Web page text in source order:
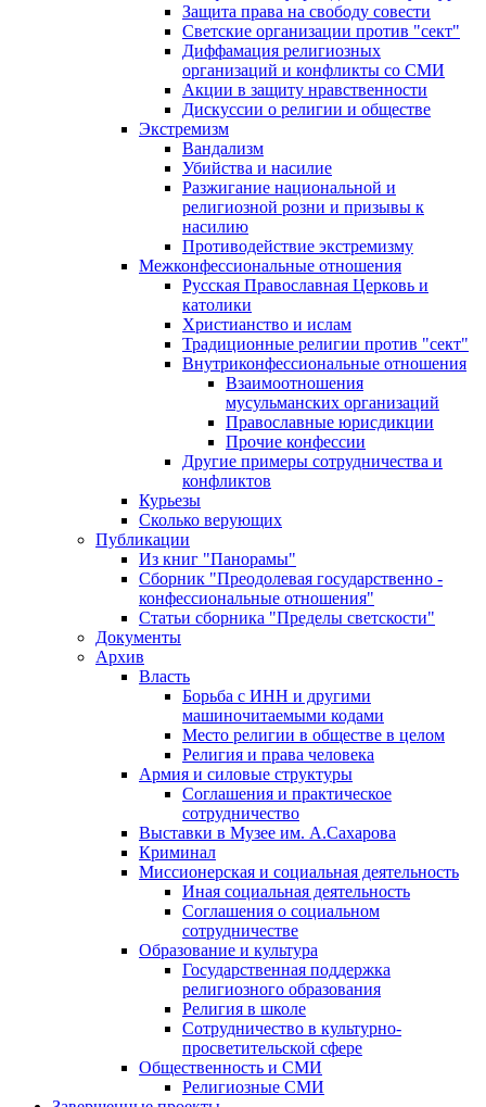
Защита права на свободу совести
Светские организации против "сект"
Диффамация религиозных
организаций и конфликты со СМИ
Акции в защиту нравственности
Дискуссии о религии и обществе
Экстремизм
Вандализм
Убийства и насилие
Разжигание национальной и
религиозной розни и призывы к
насилию
Противодействие экстремизму
Межконфессиональные отношения
Русская Православная Церковь и
католики
Христианство и ислам
Традиционные религии против "сект"
Внутриконфессиональные отношения
Взаимоотношения
мусульманских организаций
Православные юрисдикции
Прочие конфессии
Другие примеры сотрудничества и
конфликтов
Курьезы
Сколько верующих
Публикации
Из книг "Панорамы"
Сборник "Преодолевая государственно -
конфессиональные отношения"
Статьи сборника "Пределы светскости"
Документы
Архив
Власть
Борьба с ИНН и другими
машиночитаемыми кодами
Место религии в обществе в целом
Религия и права человека
Армия и силовые структуры
Соглашения и практическое
сотрудничество
Выставки в Музее им. А.Сахарова
Криминал
Миссионерская и социальная деятельность
Иная социальная деятельность
Соглашения о социальном
сотрудничестве
Образование и культура
Государственная поддержка
религиозного образования
Религия в школе
Сотрудничество в культурно-
просветительской сфере
Общественность и СМИ
Религиозные СМИ